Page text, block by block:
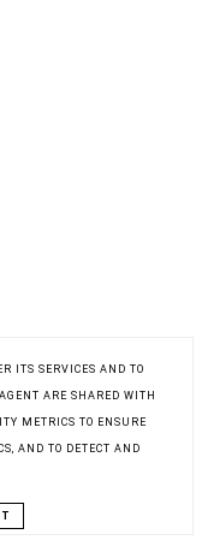
ITS SERVICES AND TO
ARE SHARED WITH
METRICS TO ENSURE
AND TO DETECT AND